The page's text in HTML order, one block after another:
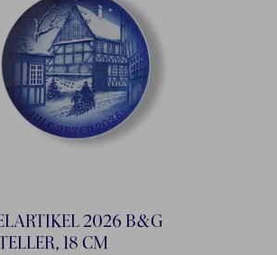
2026 B&G
18 CM